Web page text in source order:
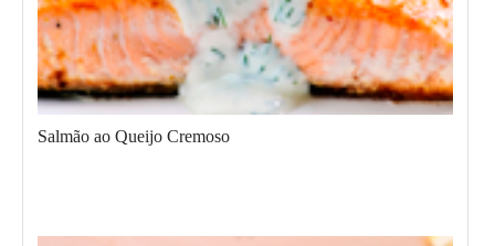
Salmão ao Queijo Cremoso